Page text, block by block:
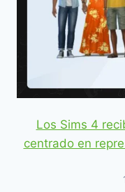
Los Sims 4
centrado en